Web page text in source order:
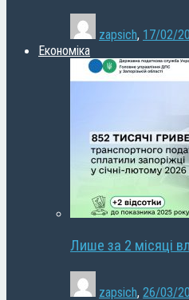
zapsich, 17/02/
Економіка
Лише за 2 місяці
zapsich, 26/03/